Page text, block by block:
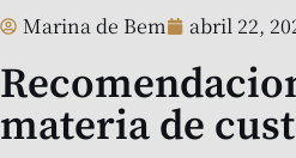
Marina de Bem abril 22,
materia de